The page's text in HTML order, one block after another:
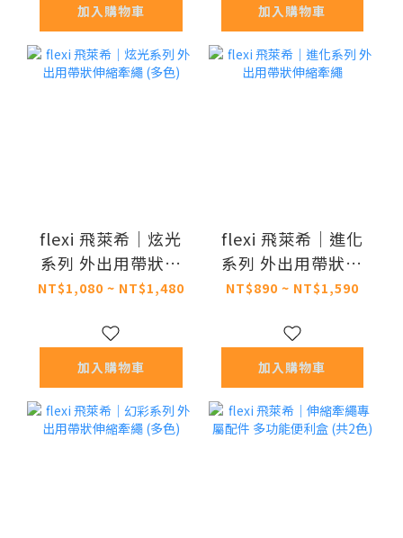
加入購物車 加入購物車
flexi 飛萊希｜炫光
系列 外出用帶狀伸
縮牽繩 (多色)
NT$1,080 ~ NT$1,480
加入購物車
flexi 飛萊希｜進化
系列 外出用帶狀伸
縮牽繩
NT$890 ~ NT$1,590
加入購物車